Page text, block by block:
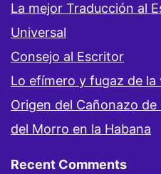
La mejor Traducción al
Universal
Consejo al Escritor
Lo efímero y fugaz de la
Origen del Cañonazo
del Morro en la Habana
Recent Comments